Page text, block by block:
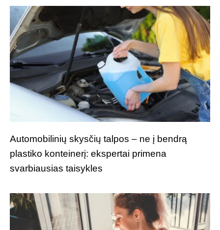
Automobilinių skysčių talpos – ne į bendrą
plastiko konteinerį: ekspertai primena
svarbiausias taisykles